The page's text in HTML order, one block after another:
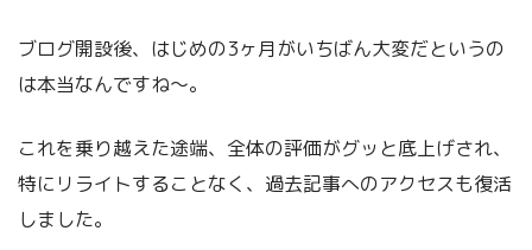
ブログ開設後、はじめの3ヶ月がいちばん大変だというの
は本当なんですね〜。
これを乗り越えた途端、全体の評価がグッと底上げされ、
特にリライトすることなく、過去記事へのアクセスも復活
しました。